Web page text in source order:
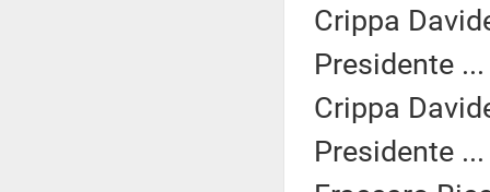
Crippa
Presidente
Crippa
Presidente